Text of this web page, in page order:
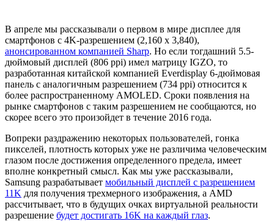
В апреле мы рассказывали о первом в мире дисплее для
смартфонов с 4K-разрешением (2,160 x 3,840),
анонсированном компанией Sharp. Но если тогдашний 5.5-
дюймовый дисплей (806 ppi) имел матрицу IGZO, то
разработанная китайской компанией Everdisplay 6-дюймовая
панель с аналогичным разрешением (734 ppi) относится к
более распространенному AMOLED. Сроки появления на
рынке смартфонов с таким разрешением не сообщаются, но
скорее всего это произойдет в течение 2016 года.
Вопреки раздражению некоторых пользователей, гонка
пикселей, плотность которых уже не различима человеческим
глазом после достижения определенного предела, имеет
вполне конкретный смысл. Как мы уже рассказывали,
Samsung разрабатывает мобильный дисплей с разрешением
11K для получения трехмерного изображения, а AMD
рассчитывает, что в будущих очках виртуальной реальности
разрешение будет достигать 16K на каждый глаз.